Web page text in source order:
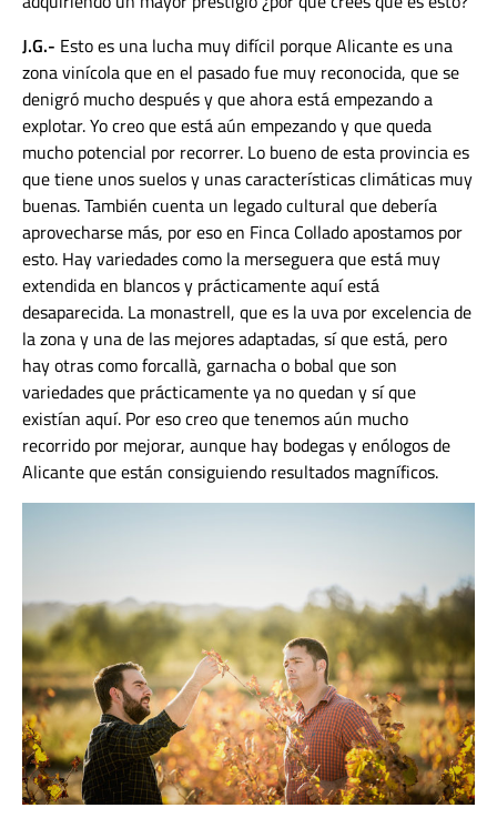
J.G.- Esto es una lucha muy difícil porque Alicante es una
zona vinícola que en el pasado fue muy reconocida, que se
denigró mucho después y que ahora está empezando a
explotar. Yo creo que está aún empezando y que queda
mucho potencial por recorrer. Lo bueno de esta provincia es
que tiene unos suelos y unas características climáticas muy
buenas. También cuenta un legado cultural que debería
aprovecharse más, por eso en Finca Collado apostamos por
esto. Hay variedades como la merseguera que está muy
extendida en blancos y prácticamente aquí está
desaparecida. La monastrell, que es la uva por excelencia de
la zona y una de las mejores adaptadas, sí que está, pero
hay otras como forcallà, garnacha o bobal que son
variedades que prácticamente ya no quedan y sí que
existían aquí. Por eso creo que tenemos aún mucho
recorrido por mejorar, aunque hay bodegas y enólogos de
Alicante que están consiguiendo resultados magníficos.